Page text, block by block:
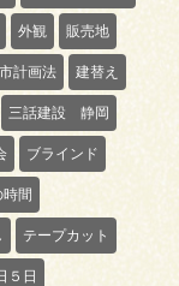
外観 販売地
計画法 建替え
三話建設 静岡
ブラインド
時間
テープカット
５日